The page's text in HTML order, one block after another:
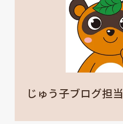
じゅう子ブログ担当